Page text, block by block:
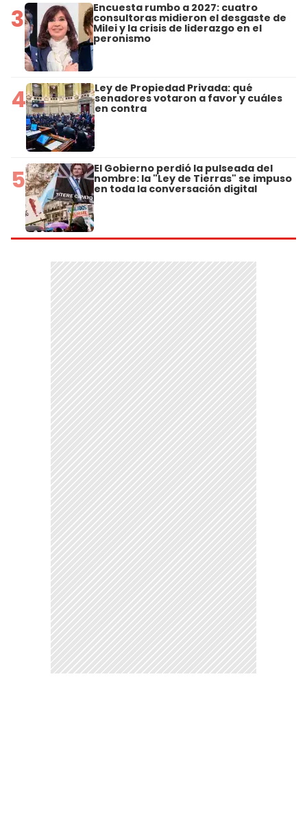
3 Encuesta rumbo a 2027: cuatro
consultoras midieron el desgaste de
Milei y la crisis de liderazgo en el
peronismo
4 Ley de Propiedad Privada: qué
senadores votaron a favor y cuáles
en contra
5 El Gobierno perdió la pulseada del
nombre: la "Ley de Tierras" se impuso
en toda la conversación digital